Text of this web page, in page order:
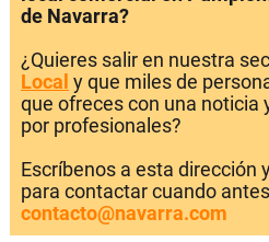
de Navarra?
¿Quieres salir en nuestra
Local y que miles de
que ofreces con una noticia
por profesionales?
Escríbenos a esta dirección
para contactar cuando
contacto@navarra.com